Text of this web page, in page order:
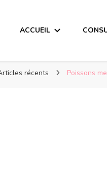
ACCUEIL
récents Poissons